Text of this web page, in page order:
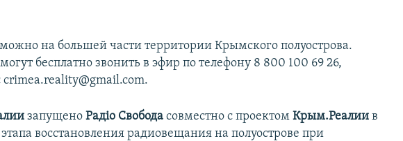
на большей части территории Крымского полуострова.
бесплатно звонить в эфир по телефону 8 800 100 69 26,
crimea.reality@gmail.com.
запущеноРадіо Свободасовместно с проектом Крым.Реалии в
восстановления радиовещания на полуострове при